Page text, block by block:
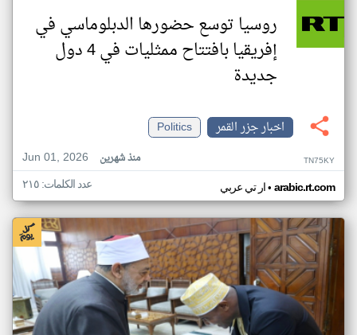
روسيا توسع حضورها الدبلوماسي في
إفريقيا بافتتاح ممثليات في 4 دول
جديدة
اخبار جزر القمر
Politics
Jun 01, 2026
منذ شهرين TN75KY
ار تي عربي• arabic.rt.com عدد الكلمات: ٢١٥